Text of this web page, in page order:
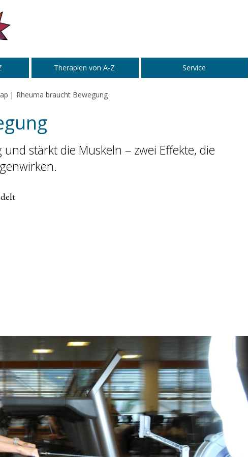
Therapien von A-Z Service
Rheuma braucht Bewegung
stärkt die Muskeln – zwei Effekte, die